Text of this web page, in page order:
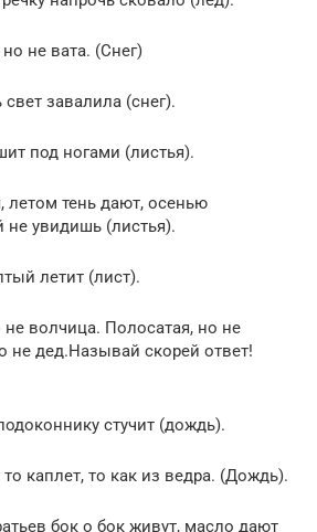
не вата. (Снег)
завалила (снег).
под ногами (листья).
летом тень дают, осенью
увидишь (листья).
летит (лист).
не волчица. Полосатая, но не
не дед.Называй скорей ответ!
стучит (дождь).
каплет, то как из ведра. (Дождь).
бок о бок живут, масло дают